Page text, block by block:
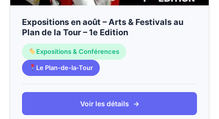
Expositions en août – Arts & Festivals au
Plan de la Tour – 1e Edition
Expositions & Conférences
Le Plan-de-la-Tour
Voir les détails →